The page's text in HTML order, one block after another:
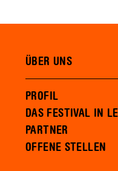
ÜBER UNS
PROFIL
DAS FESTIVAL IN
PARTNER
OFFENE STELLEN